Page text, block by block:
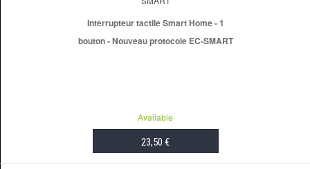
Interrupteur tactile Smart Home - 1
bouton - Nouveau protocole EC-SMART
Available
23,50 €